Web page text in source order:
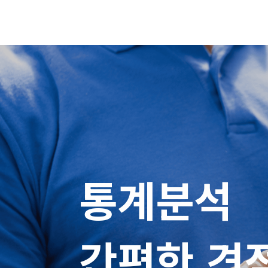
통계분석